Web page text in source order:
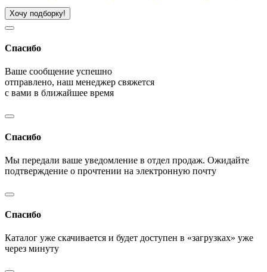
Хочу подборку!
Спасибо
Ваше сообщение успешно
отправлено, наш менеджер свяжется
с вами в ближайшее время
Спасибо
Мы передали ваше уведомление в отдел продаж. Ожидайте
подтверждение о прочтении на электронную почту
Спасибо
Каталог уже скачивается и будет доступен в «загрузках» уже
через минуту